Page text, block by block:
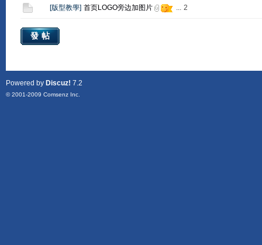
[版型教學] 首页LOGO旁边加图片 ... 2
發帖
Powered by Discuz! 7.2
© 2001-2009 Comsenz Inc.